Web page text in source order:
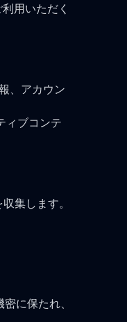
用いただく
、アカウン
ィブコンテ
集します。
に保たれ、